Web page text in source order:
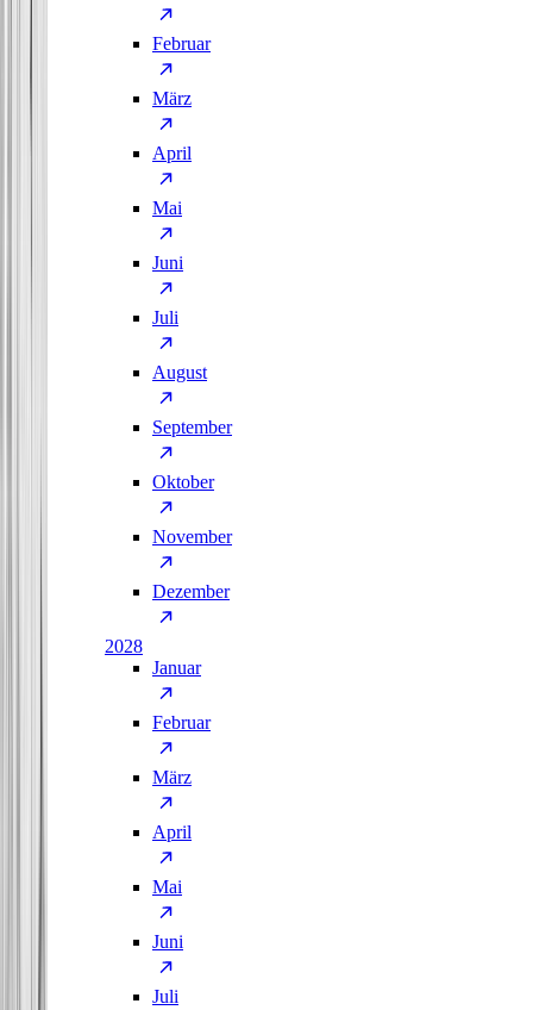
Februar
März
April
Mai
Juni
Juli
August
September
Oktober
November
Dezember
2028
Januar
Februar
März
April
Mai
Juni
Juli